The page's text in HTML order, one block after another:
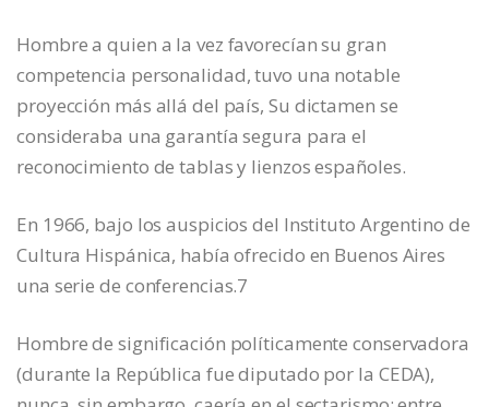
Hombre a quien a la vez favorecían su gran
competencia personalidad, tuvo una notable
proyección más allá del país, Su dictamen se
consideraba una garantía segura para el
reconocimiento de tablas y lienzos españoles.
En 1966, bajo los auspicios del Instituto Argentino de
Cultura Hispánica, había ofrecido en Buenos Aires
una serie de conferencias.7
Hombre de significación políticamente conservadora
(durante la República fue diputado por la CEDA),